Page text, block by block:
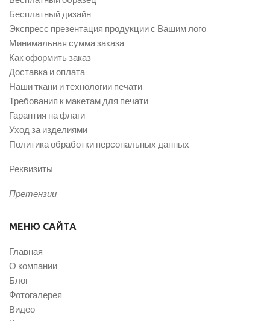
Бесплатный дизайн
Экспресс презентация продукции с Вашим лого
Минимальная сумма заказа
Как оформить заказ
Доставка и оплата
Наши ткани и технологии печати
Требования к макетам для печати
Гарантия на флаги
Уход за изделиями
Политика обработки персональных данных
Реквизиты
Претензии
МЕНЮ САЙТА
Главная
О компании
Блог
Фотогалерея
Видео